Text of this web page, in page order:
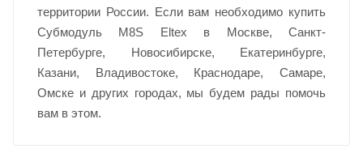
территории России. Если вам необходимо купить
Субмодуль M8S Eltex в Москве, Санкт-
Петербурге, Новосибирске, Екатеринбурге,
Казани, Владивостоке, Краснодаре, Самаре,
Омске и других городах, мы будем рады помочь
вам в этом.